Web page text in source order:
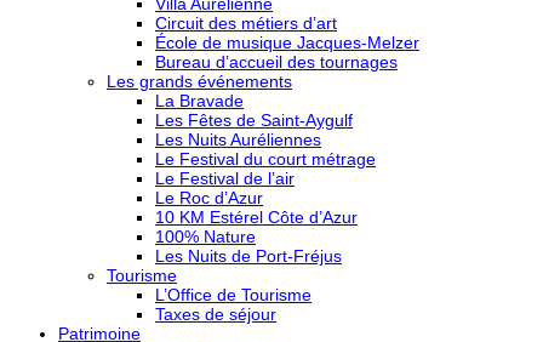
Circuit des métiers d’art
École de musique Jacques-Melzer
Bureau d’accueil des tournages
Les grands événements
La Bravade
Les Fêtes de Saint-Aygulf
Les Nuits Auréliennes
Le Festival du court métrage
Le Festival de l’air
Le Roc d’Azur
10 KM Estérel Côte d’Azur
100% Nature
Les Nuits de Port-Fréjus
Tourisme
L’Office de Tourisme
Taxes de séjour
Patrimoine